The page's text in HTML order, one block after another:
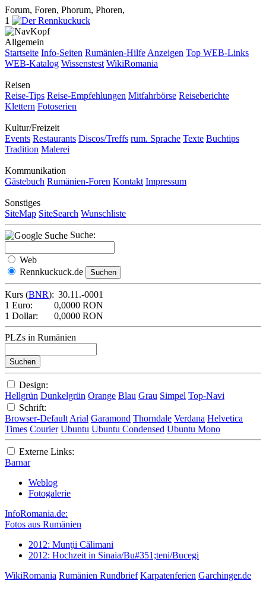
Forum, Foren, Phorum, Phoren,
1
Allgemein
Startseite Info-Seiten Rumänien-Hilfe Anzeigen Top WEB-Links
WEB-Katalog Wissenstest WikiRomania
Reisen
Reise-Tips Reise-Empfehlungen Mitfahrbörse Reiseberichte
Klettern Fotoserien
Kultur/Freizeit
Events Restaurants Discos/Treffs rum. Sprache Texte Buchtips
Tradition Malerei
Kommunikation
Gästebuch Rumänien-Foren Kontakt Impressum
Sonstiges
SiteMap SiteSearch Wunschliste
Suche:
Web
Rennkuckuck.de
Kurs (BNR): 30.11.-0001
1 Euro:
0,0000 RON
1 Dollar:
0,0000 RON
PLZs in Rumänien
Design:
Hellgrün Dunkelgrün Orange Blau Grau Simpel Top-Navi
Schrift:
Browser-Default Arial Garamond Thorndale Verdana Helvetica
Times Courier Ubuntu Ubuntu Condensed Ubuntu Mono
Externe Links:
Barnar
Weblog
Fotogalerie
InfoRomania.de:
Fotos aus Rumänien
2012: Munţii Călimani
2012: Hochzeit in Sinaia/Bu#351;teni/Bucegi
WikiRomania Rumänien Rundbrief Karpatenferien Garchinger.de